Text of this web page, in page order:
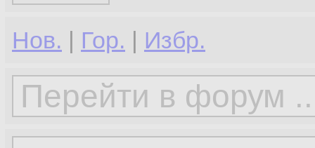
Нов. | Гор. | Избр.